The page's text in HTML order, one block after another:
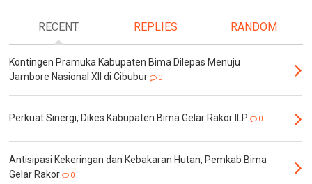
RECENT REPLIES RANDOM
Kontingen Pramuka Kabupaten Bima Dilepas Menuju
Jambore Nasional XII di Cibubur
0
Perkuat Sinergi, Dikes Kabupaten Bima Gelar Rakor ILP 0
Antisipasi Kekeringan dan Kebakaran Hutan, Pemkab Bima
Gelar Rakor
0